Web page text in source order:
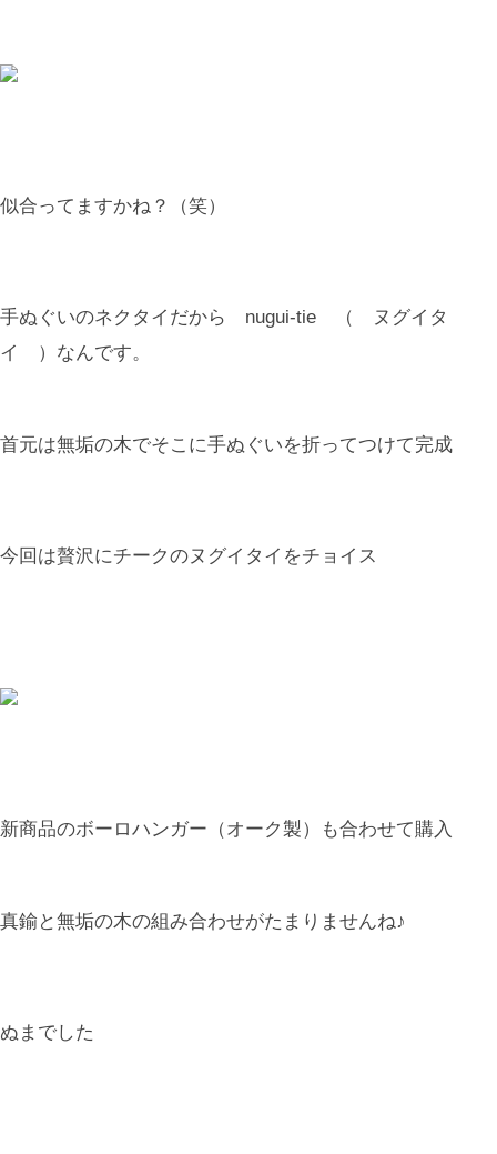
似合ってますかね？（笑）
手ぬぐいのネクタイだから nugui-tie （ ヌグイタ
イ ）なんです。
首元は無垢の木でそこに手ぬぐいを折ってつけて完成
今回は贅沢にチークのヌグイタイをチョイス
新商品のボーロハンガー（オーク製）も合わせて購入
真鍮と無垢の木の組み合わせがたまりませんね♪
ぬまでした